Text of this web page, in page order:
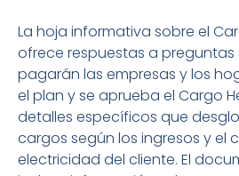
La hoja informativa sobre el
ofrece respuestas a
pagarán las empresas y los
el plan y se aprueba el Cargo
detalles específicos que
cargos según los ingresos y el
electricidad del cliente. El